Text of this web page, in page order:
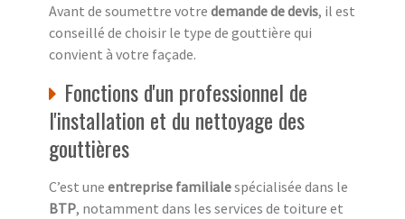
Avant de soumettre votre demande de devis, il est
conseillé de choisir le type de gouttière qui
convient à votre façade.
Fonctions d'un professionnel de
l'installation et du nettoyage des
gouttières
C’est une entreprise familialespécialisée dans le
BTP, notamment dans les services de toiture et